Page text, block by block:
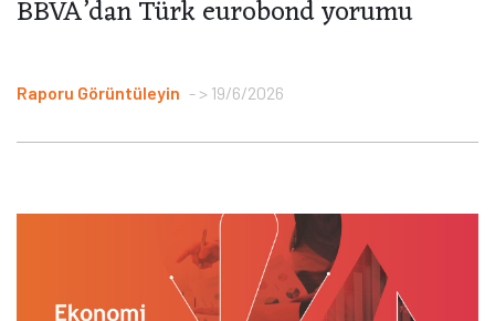
BBVA’dan Türk eurobond yorumu
Raporu Görüntüleyin > 19/6/2026